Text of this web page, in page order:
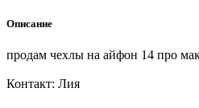
Описание
продам чехлы на айфон 14 про
Контакт: Лия